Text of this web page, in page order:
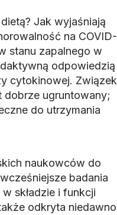
Jak wyjaśniają
na COVID-
stanu zapalnego w
odpowiedzią
cytokinowej. Związek
dobrze ugruntowany;
do utrzymania
naukowców do
badania
składzie i funkcji
odkryta niedawno